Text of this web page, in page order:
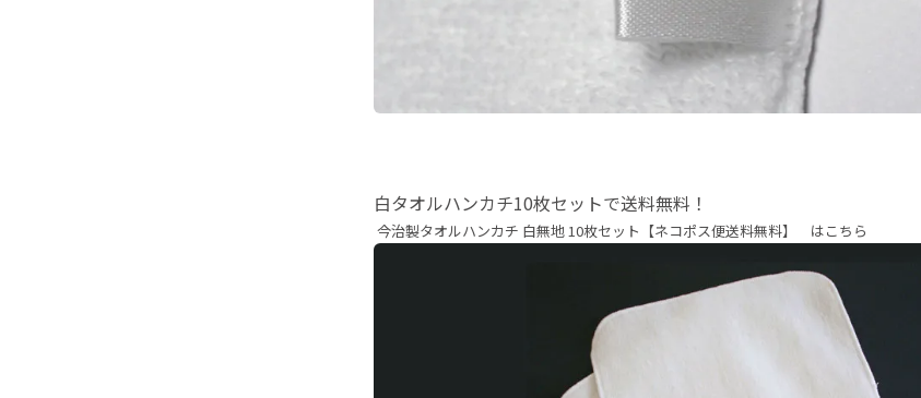
白タオルハンカチ10枚セットで送料無料！
今治製タオルハンカチ 白無地 10枚セット【ネコポス便送料無料】 はこちら